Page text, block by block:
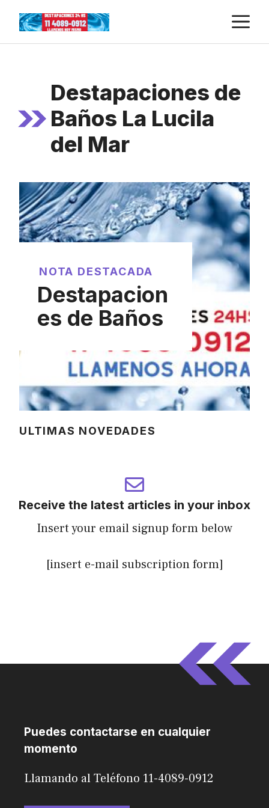
content
Destapaciones de
Baños La Lucila
del Mar
NOTA DESTACADA
Destapacion
es de Baños
ULTIMAS NOVEDADES
Receive the latest articles in your inbox
Insert your email signup form below
[insert e-mail subscription form]
Puedes contactarse en cualquier
momento
Llamando al Teléfono 11-4089-0912